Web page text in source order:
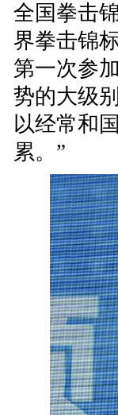
全国拳击
界拳击锦
第一次参
势的大级
以经常和
累。”